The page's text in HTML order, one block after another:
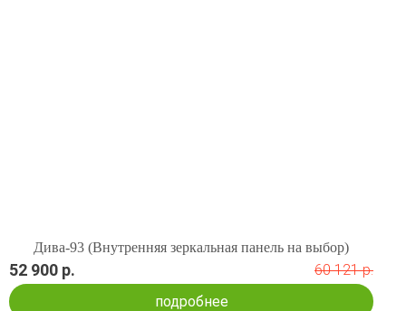
Дива-93 (Внутренняя зеркальная панель на выбор)
52 900 р.
60 121 р.
подробнее